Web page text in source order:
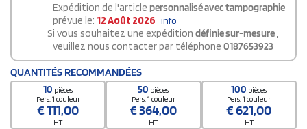
Expédition de l'article personnalisé avec tampographie
prévue le: 12 Août 2026 info
Si vous souhaitez une expédition définie sur-mesure,
veuillez nous contacter par téléphone 0187653923
QUANTITÉS RECOMMANDÉES
10 pièces
Pers. 1 couleur
€111,00
HT
50 pièces
Pers. 1 couleur
€364,00
HT
100 pièces
Pers. 1 couleur
€621,00
HT